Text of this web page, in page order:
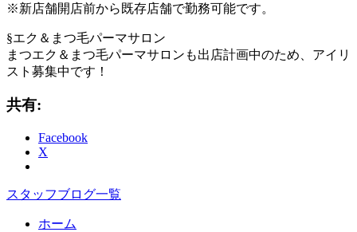
※新店舗開店前から既存店舗で勤務可能です。
§エク＆まつ毛パーマサロン
まつエク＆まつ毛パーマサロンも出店計画中のため、アイリ
スト募集中です！
共有:
Facebook
X
スタッフブログ一覧
ホーム